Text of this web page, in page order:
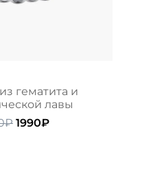
гематита и
лавы
₽ Первоначальная
1990₽Текущая